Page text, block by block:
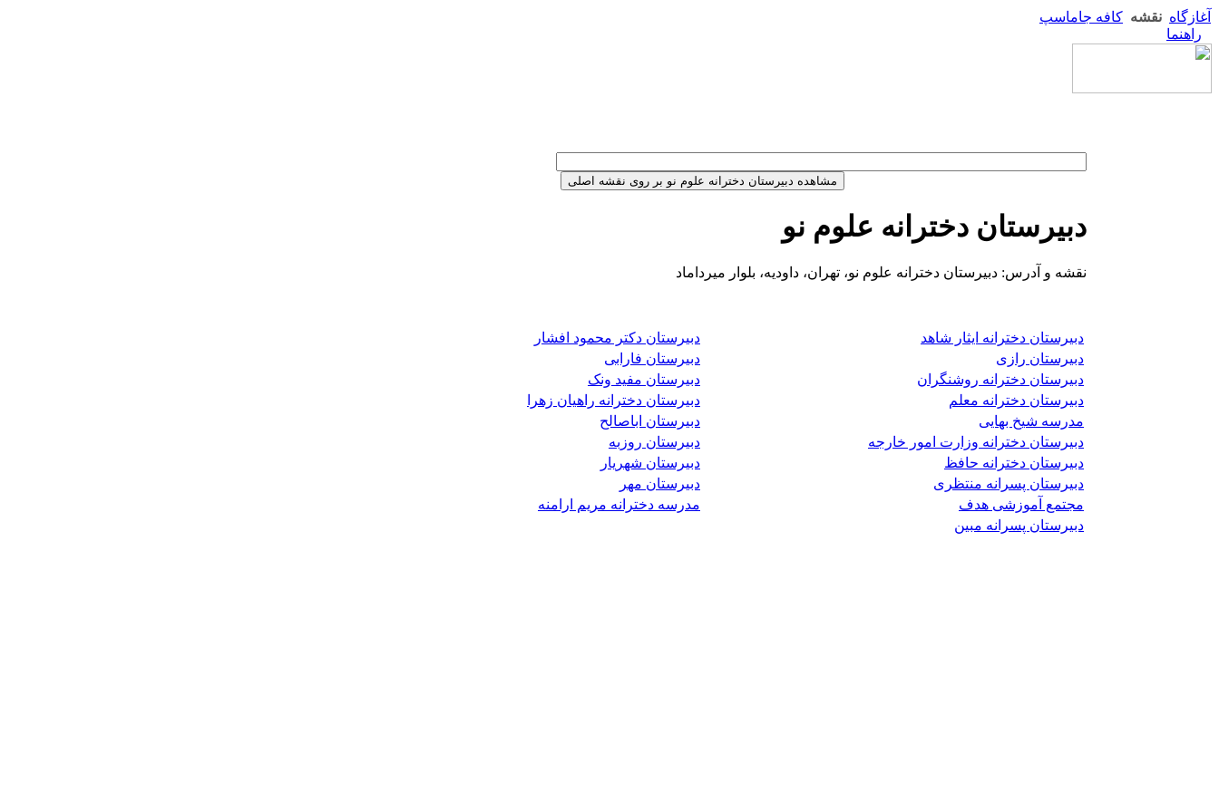
آغازگاه نقشه کافه جاماسپ
راهنما
دبیرستان دخترانه علوم نو
نقشه و آدرس: دبیرستان دخترانه علوم نو، تهران، داودیه، بلوار میرداماد
دبیرستان دخترانه ایثار شاهد
دبیرستان دکتر محمود افشار
دبیرستان رازی
دبیرستان فارابی
دبیرستان دخترانه روشنگران
دبیرستان مفید ونک
دبیرستان دخترانه معلم
دبیرستان دخترانه راهیان زهرا
مدرسه شیخ بهایی
دبیرستان اباصالح
دبیرستان دخترانه وزارت امور خارجه
دبیرستان روزبه
دبیرستان دخترانه حافظ
دبیرستان شهریار
دبیرستان پسرانه منتظری
دبیرستان مهر
مجتمع آموزشی هدف
مدرسه دخترانه مریم ارامنه
دبیرستان پسرانه مبین